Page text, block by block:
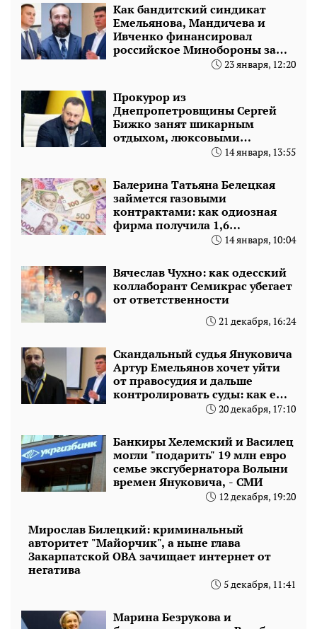
Как бандитский синдикат
Емельянова, Мандичева и
Ивченко финансировал
российское Минобороны за
23 января, 12:20
Прокурор из
Днепропетровщины Сергей
Бижко занят шикарным
отдыхом, люксовыми
автомобилями и миллионной
14 января, 13:55
Балерина Татьяна Белецкая
займется газовыми
контрактами: как одиозная
фирма получила 1,6
14 января, 10:04
Вячеслав Чухно: как одесский
коллаборант Семикрас убегает
от ответственности
21 декабря, 16:24
Скандальный судья Януковича
Артур Емельянов хочет уйти
от правосудия и дальше
контролировать суды: как ему
помогает тайный миллионер
20 декабря, 17:10
Банкиры Хелемский и Василец
могли "подарить" 19 млн евро
семье эксгубернатора Волыни
времен Януковича, - СМИ
12 декабря, 19:20
Мирослав Билецкий: криминальный
авторитет "Майорчик", а ныне глава
Закарпатской ОВА зачищает интернет от
негатива
5 декабря, 11:41
Марина Безрукова и